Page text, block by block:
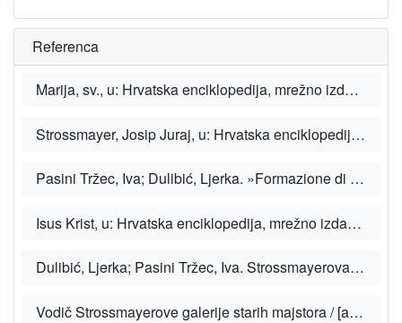
Referenca
Marija, sv., u: Hrvatska enciklopedija, mrežno izdanje. Zagreb: Leksikografski zavod Miroslav Krleža, 2021.
Strossmayer, Josip Juraj, u: Hrvatska enciklopedija, mrežno izdanje. Zagreb: Leksikografski zavod Miroslav Krleža, 2021.
Pasini Tržec, Iva; Dulibić, Ljerka. »Formazione di collezione di opere d'arte del vescovo Josip Juraj Strossmayer - contributo del pittore e restauratore Achille Scaccioni«, u: Zbornik za umetnostno zgodovino n. v. 47 (2011).
Isus Krist, u: Hrvatska enciklopedija, mrežno izdanje. Zagreb: Leksikografski zavod Miroslav Krleža, 2021.
Dulibić, Ljerka; Pasini Tržec, Iva. Strossmayerova zbirka starih majstora. Zagreb: HAZU, 2018.
Vodič Strossmayerove galerije starih majstora / [autori Ljerka Dulibić … [et al.]. Zagreb: Hrvatska akademija znanosti i umjetnosti, Strossmayerova galerija starih majstora, 2009.